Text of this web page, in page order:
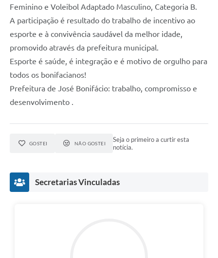
Feminino e Voleibol Adaptado Masculino, Categoria B.
A participação é resultado do trabalho de incentivo ao
esporte e à convivência saudável da melhor idade,
promovido através da prefeitura municipal.
Esporte é saúde, é integração e é motivo de orgulho para
todos os bonifacianos!
Prefeitura de José Bonifácio: trabalho, compromisso e
desenvolvimento .
GOSTEI NÃO GOSTEI
Seja o primeiro a curtir esta
notícia.
Secretarias Vinculadas